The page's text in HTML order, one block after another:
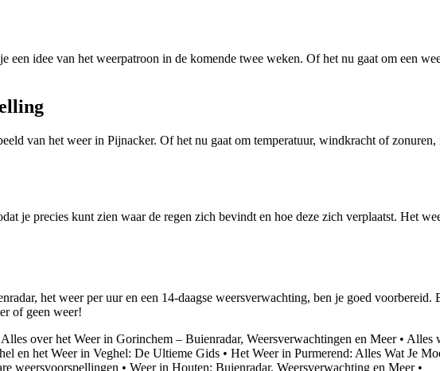
idee van het weerpatroon in de komende twee weken. Of het nu gaat om een
van het weer in Pijnacker. Of het nu gaat om temperatuur, windkracht of
je precies kunt zien waar de regen zich bevindt en hoe deze zich verplaatst. Het
het weer per uur en een 14-daagse weersverwachting, ben je goed
of geen weer!
Alles over het Weer in Gorinchem – Buienradar, Weersverwachtingen en Meer• Alles
en het Weer in Veghel: De Ultieme Gids • Het Weer in Purmerend: Alles Wat Je
weersvoorspellingen • Weer in Houten: Buienradar, Weersverwachting en Meer•